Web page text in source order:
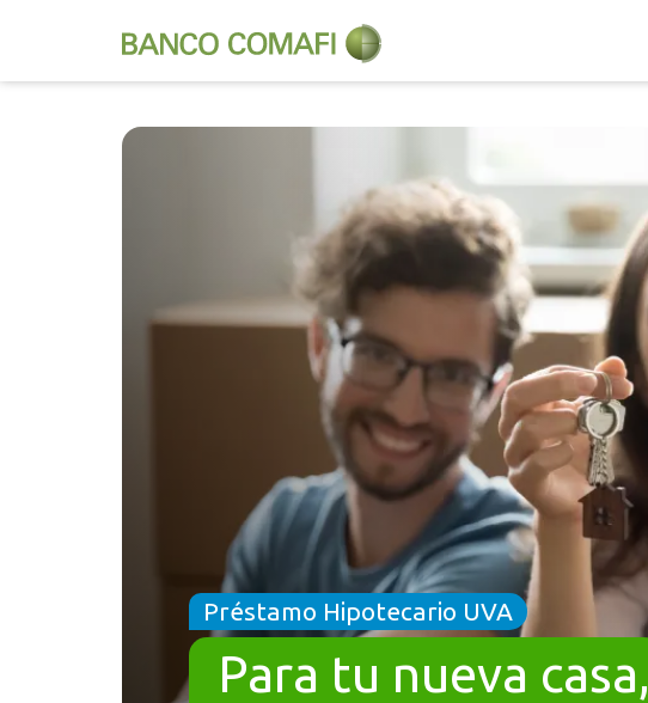
Préstamo Hipotecario UVA
Para tu nueva casa,